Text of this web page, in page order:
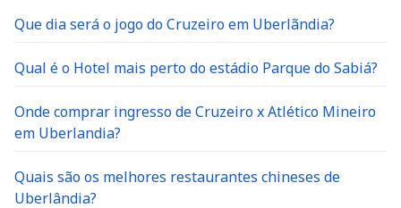
Que dia será o jogo do Cruzeiro em Uberlãndia?
Qual é o Hotel mais perto do estádio Parque do Sabiá?
Onde comprar ingresso de Cruzeiro x Atlético Mineiro
em Uberlandia?
Quais são os melhores restaurantes chineses de
Uberlândia?